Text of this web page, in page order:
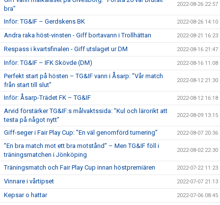
bra”
2022-08-26 22:57
Inför: TG&IF – Gerdskens BK 2022-08-26 14:10
Andra raka höst-vinsten - Giff bortavann i Trollhättan 2022-08-21 16:23
Respass i kvartsfinalen - Giff utslaget ur DM 2022-08-16 21:47
Inför: TG&IF – IFK Skövde (DM) 2022-08-16 11:08
Perfekt start på hösten – TG&IF vann i Åsarp: ”Vår match
från start till slut”
2022-08-12 21:30
Inför: Åsarp-Trädet FK – TG&IF 2022-08-12 16:18
Arvid förstärker TG&IF:s målvaktssida: ”Kul och lärorikt att
testa på något nytt”
2022-08-09 13:15
Giff-seger i Fair Play Cup: ”En väl genomförd turnering” 2022-08-07 20:36
”En bra match mot ett bra motstånd” – Men TG&IF föll i
träningsmatchen i Jönköping
2022-08-02 22:30
Träningsmatch och Fair Play Cup innan höstpremiären 2022-07-22 11:23
Vinnare i vårtipset 2022-07-07 21:13
Kepsar o hattar 2022-07-06 08:45